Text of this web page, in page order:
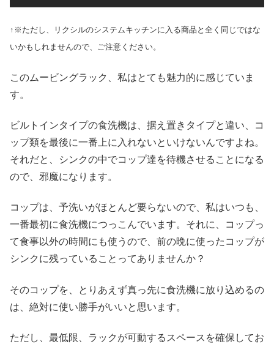
↑※ただし、リクシルのシステムキッチンに入る商品と全く同じではな
いかもしれませんので、ご注意ください。
このムービングラック、私はとても魅力的に感じていま
す。
ビルトインタイプの食洗機は、据え置きタイプと違い、コ
ップ類を最後に一番上に入れないといけないんですよね。
それだと、シンクの中でコップ達を待機させることになる
ので、邪魔になります。
コップは、予洗いがほとんど要らないので、私はいつも、
一番最初に食洗機につっこんでいます。それに、コップっ
て食事以外の時間にも使うので、前の晩に使ったコップが
シンクに残っていることってありませんか？
そのコップを、とりあえず真っ先に食洗機に放り込めるの
は、絶対に使い勝手がいいと思います。
ただし、最低限、ラックが可動するスペースを確保してお